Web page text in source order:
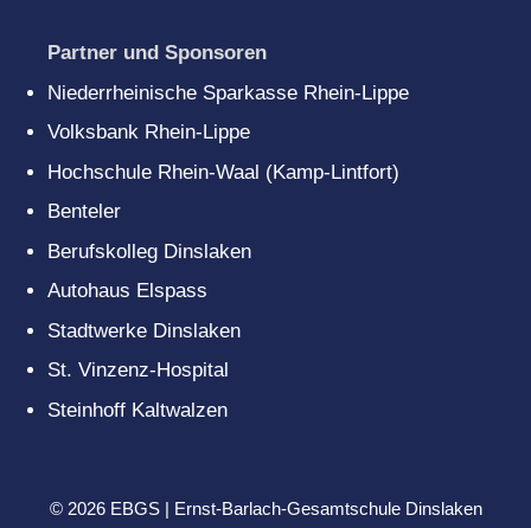
Partner und Sponsoren
Niederrheinische Sparkasse Rhein-Lippe
Volksbank Rhein-Lippe
Hochschule Rhein-Waal (Kamp-Lintfort)
Benteler
Berufskolleg Dinslaken
Autohaus Elspass
Stadtwerke Dinslaken
St. Vinzenz-Hospital
Steinhoff Kaltwalzen
© 2026 EBGS | Ernst-Barlach-Gesamtschule Dinslaken